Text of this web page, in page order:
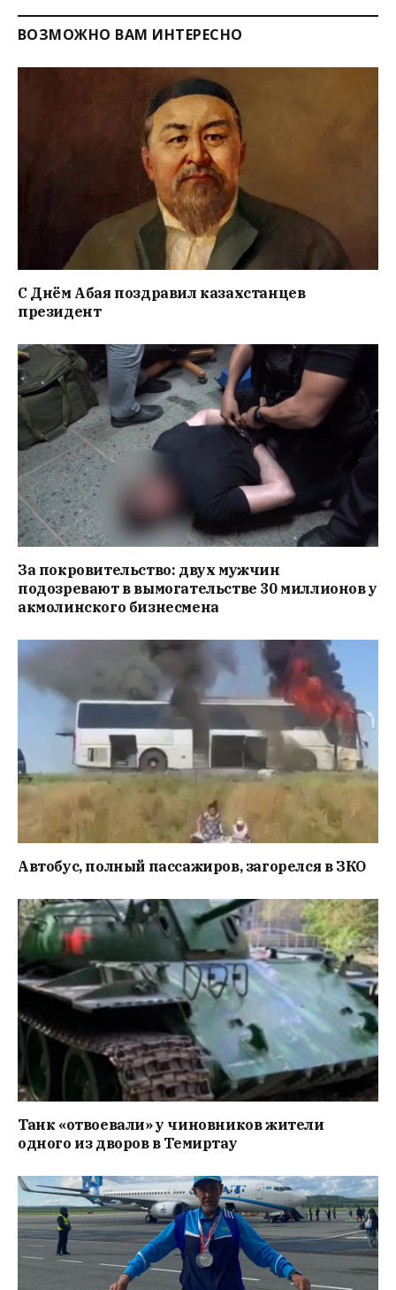
ВОЗМОЖНО ВАМ ИНТЕРЕСНО
С Днём Абая поздравил казахстанцев
президент
За покровительство: двух мужчин
подозревают в вымогательстве 30 миллионов у
акмолинского бизнесмена
Автобус, полный пассажиров, загорелся в ЗКО
Танк «отвоевали» у чиновников жители
одного из дворов в Темиртау